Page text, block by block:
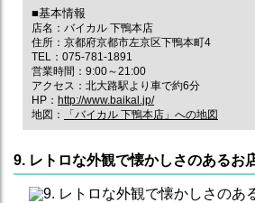
■基本情報
店名：バイカル 下鴨本店
住所：京都府京都市左京区下鴨本町4
TEL：075-781-1891
営業時間：9:00～21:00
アクセス：北大路駅より車で約6分
HP： http://www.baikal.jp/
地図：
「バイカル 下鴨本店」への地図
9. レトロな外観で懐かしさのあるお